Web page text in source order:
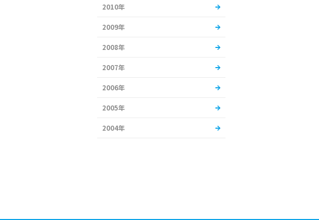
2010年
2009年
2008年
2007年
2006年
2005年
2004年